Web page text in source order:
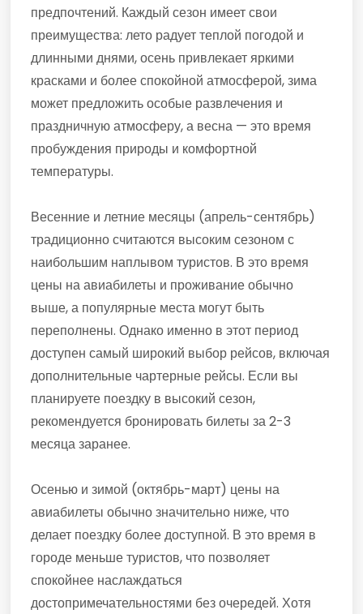
предпочтений. Каждый сезон имеет свои
преимущества: лето радует теплой погодой и
длинными днями, осень привлекает яркими
красками и более спокойной атмосферой, зима
может предложить особые развлечения и
праздничную атмосферу, а весна — это время
пробуждения природы и комфортной
температуры.
Весенние и летние месяцы (апрель-сентябрь)
традиционно считаются высоким сезоном с
наибольшим наплывом туристов. В это время
цены на авиабилеты и проживание обычно
выше, а популярные места могут быть
переполнены. Однако именно в этот период
доступен самый широкий выбор рейсов, включая
дополнительные чартерные рейсы. Если вы
планируете поездку в высокий сезон,
рекомендуется бронировать билеты за 2-3
месяца заранее.
Осенью и зимой (октябрь-март) цены на
авиабилеты обычно значительно ниже, что
делает поездку более доступной. В это время в
городе меньше туристов, что позволяет
спокойнее наслаждаться
достопримечательностями без очередей. Хотя